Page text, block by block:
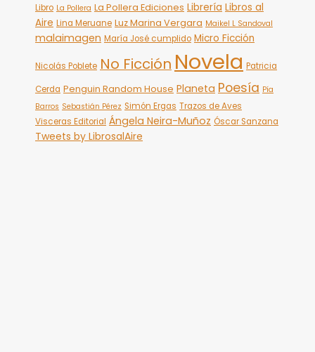
Libro La Pollera La Pollera Ediciones Librería Libros al
Aire Lina Meruane Luz Marina Vergara Maikel L Sandoval
malaimagen María José cumplido Micro Ficción
Nicolás Poblete No Ficción Novela Patricia
Cerda Penguin Random House Planeta Poesía Pía
Barros Sebastián Pérez Simón Ergas Trazos de Aves
Visceras Editorial Ángela Neira-Muñoz Óscar Sanzana
Tweets by LibrosalAire